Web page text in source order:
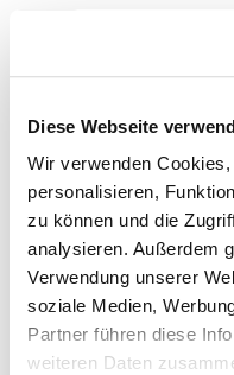
Diese Webseite
Wir verwenden
personalisieren,
zu können und die
analysieren. Außerdem
Verwendung unserer
soziale Medien,
Partner führen diese
weiteren Daten
Zur Krankenhaus-
Teilnahme an